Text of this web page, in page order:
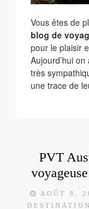
Vous êtes de
blog de
pour le plaisir
Aujourd’hui
très
une trace de
PVT
AOÛT 8,